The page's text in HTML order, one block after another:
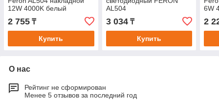
12W 4000K белый
2 755 ₸
Купить
AL504
3 034₸
Купить
6W
2
О нас
Рейтинг не сформирован
Менее 5 отзывов за последний год